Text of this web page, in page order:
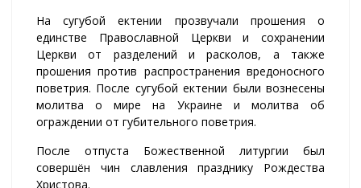
На сугубой ектении прозвучали прошения о
единстве Православной Церкви и сохранении
Церкви от разделений и расколов, а также
прошения против распространения вредоносного
поветрия. После сугубой ектении были вознесены
молитва о мире на Украине и молитва об
ограждении от губительного поветрия.
После отпуста Божественной литургии был
совершён чин славления празднику Рождества
Христова.